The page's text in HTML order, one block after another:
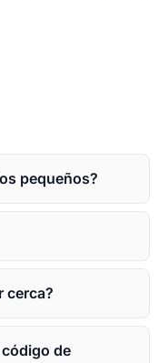
pequeños?
cerca?
de